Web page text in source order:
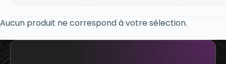
Aucun produit ne correspond à votre sélection.